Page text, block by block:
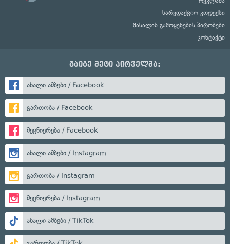
სარედაქციო კოდექსი
მასალის გამოყენების პირობები
კონტაქტი
გაიგე მეტი პირველმა:
ახალი ამბები / Facebook
გართობა / Facebook
მეცნიერება / Facebook
ახალი ამბები / Instagram
გართობა / Instagram
მეცნიერება / Instagram
ახალი ამბები / TikTok